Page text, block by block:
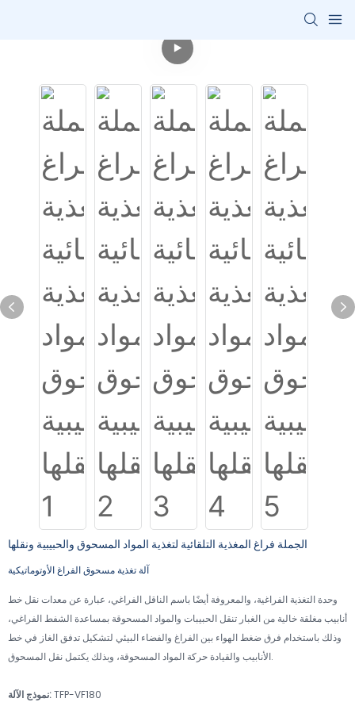
الجملة فراغ المغذية التلقائية لتغذية المواد المسحوق والحبيبية ونقلها
آلة تغذية مسحوق الفراغ الأوتوماتيكية
وحدة التغذية الفراغية، والمعروفة أيضًا باسم الناقل الفراغي، عبارة عن معدات نقل خط
أنابيب مغلقة خالية من الغبار تنقل الحبيبات والمواد المسحوقة بمساعدة الشفط الفراغي،
وذلك باستخدام فرق ضغط الهواء بين الفراغ والفضاء البيئي لتشكيل تدفق الغاز في خط
الأنابيب والقيادة حركة المواد المسحوقة، وبذلك يكتمل نقل المسحوق.
نموذج الآلة:TFP-VF180